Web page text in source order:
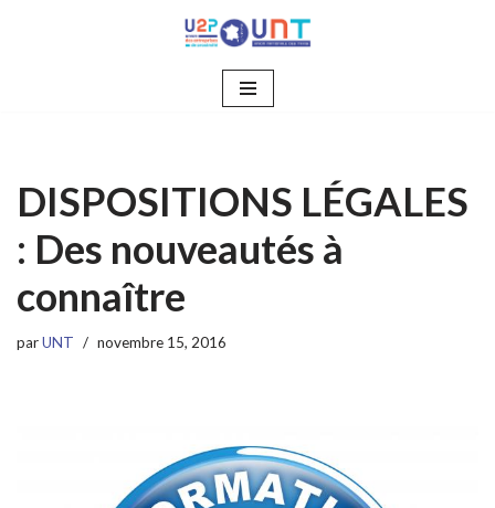
DISPOSITIONS LÉGALES
: Des nouveautés à
connaître
parUNT novembre 15, 2016